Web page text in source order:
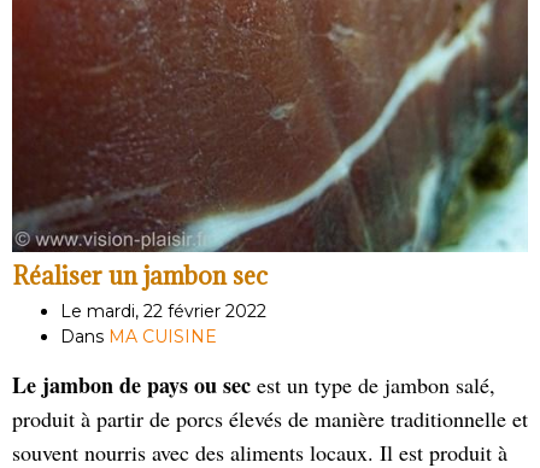
Réaliser un jambon sec
Le mardi, 22 février 2022
Dans MA CUISINE
Le jambon de pays ou sec est un type de jambon salé,
produit à partir de porcs élevés de manière traditionnelle et
souvent nourris avec des aliments locaux. Il est produit à